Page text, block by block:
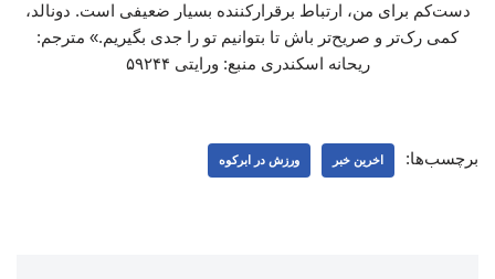
دست‌کم برای من، ارتباط‌ برقرارکننده بسیار ضعیفی است. دونالد،
کمی رک‌تر و صریح‌تر باش تا بتوانیم تو را جدی بگیریم.» مترجم:
ریحانه اسکندری منبع: ورایتی ۵۹۲۴۴
برچسب‌ها: اخرین خبر ورزش در ابرکوه